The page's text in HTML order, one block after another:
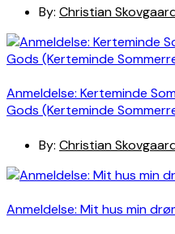
By: Christian
Anmeldelse: Kerteminde
Gods (Kerteminde
By: Christian
Anmeldelse: Mit hus min